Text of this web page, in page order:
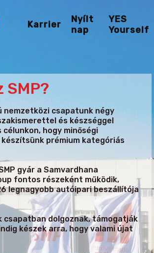
Karrier
Nyílt
nap
YES
Yourself
SMP?
nemzetközi csapatunk négy
és készséggel
célunkon, hogy minőségi
prémium kategóriás
gyár a Samvardhana
fontos részeként működik,
legnagyobb autóipari beszállítója
csapatban dolgoznak, támogatják
készek arra, hogy valami újat